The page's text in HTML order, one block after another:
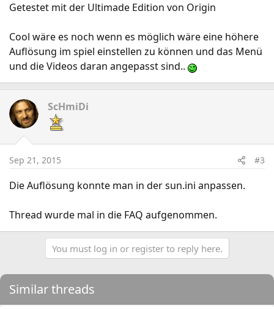
Getestet mit der Ultimade Edition von Origin
Cool wäre es noch wenn es möglich wäre eine höhere
Auflösung im spiel einstellen zu können und das Menü
und die Videos daran angepasst sind..
ScHmiDi
Sep 21, 2015 #3
Die Auflösung konnte man in der sun.ini anpassen.
Thread wurde mal in die FAQ aufgenommen.
You must log in or register to reply here.
Similar threads